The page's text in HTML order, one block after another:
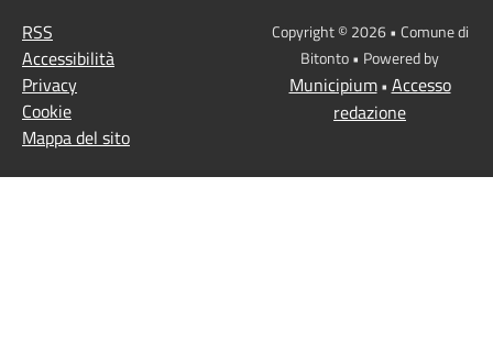
RSS
Accessibilità
Privacy
Cookie
Mappa del sito
Copyright © 2026 • Comune di
Bitonto • Powered by
Municipium• Accesso
redazione